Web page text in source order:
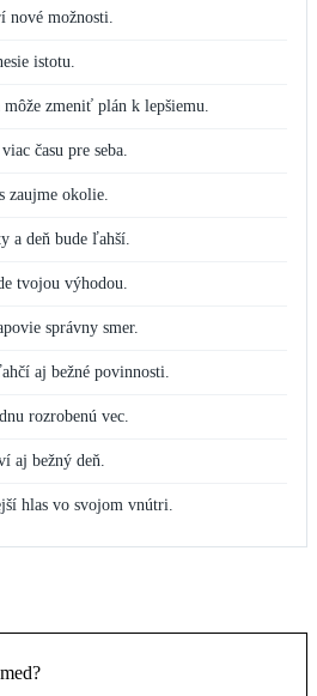
nové možnosti.
istotu.
môže zmeniť plán k lepšiemu.
času pre seba.
zaujme okolie.
a deň bude ľahší.
tvojou výhodou.
správny smer.
aj bežné povinnosti.
rozrobenú vec.
aj bežný deň.
hlas vo svojom vnútri.